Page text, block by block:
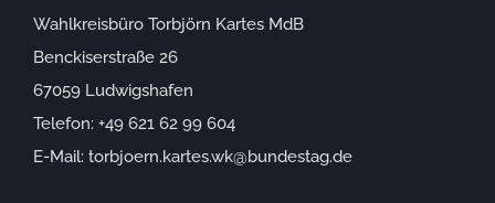
Wahlkreisbüro Torbjörn Kartes MdB
Benckiserstraße 26
67059 Ludwigshafen
Telefon: +49 621 62 99 604
E-Mail: torbjoern.kartes.wk@bundestag.de